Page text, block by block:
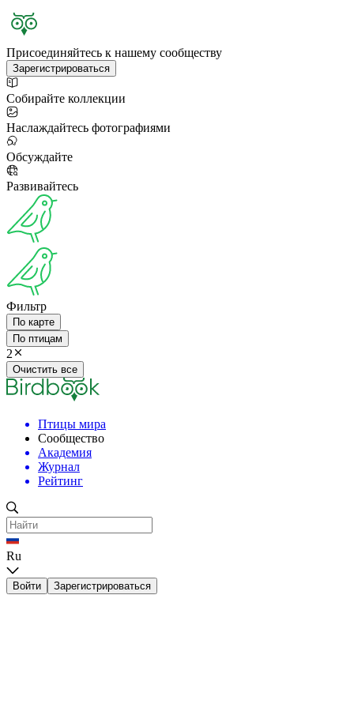
Присоединяйтесь к нашему сообществу
Зарегистрироваться
Собирайте коллекции
Наслаждайтесь фотографиями
Обсуждайте
Развивайтесь
Фильтр
По карте
По птицам
2
Очистить все
Птицы мира
Сообщество
Академия
Журнал
Рейтинг
Ru
Войти Зарегистрироваться